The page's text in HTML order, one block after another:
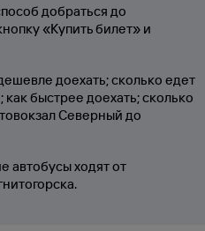
добраться до
«Купить билет» и
доехать; сколько едет
как быстрее доехать; сколько
Северный до
автобусы ходят от